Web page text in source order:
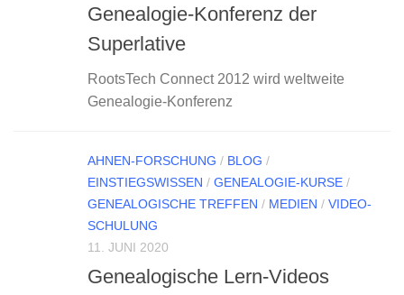
Genealogie-Konferenz der
Superlative
RootsTech Connect 2012 wird weltweite
Genealogie-Konferenz
AHNEN-FORSCHUNG / BLOG /
EINSTIEGSWISSEN / GENEALOGIE-KURSE /
GENEALOGISCHE TREFFEN / MEDIEN / VIDEO-
SCHULUNG
11. JUNI 2020
Genealogische Lern-Videos